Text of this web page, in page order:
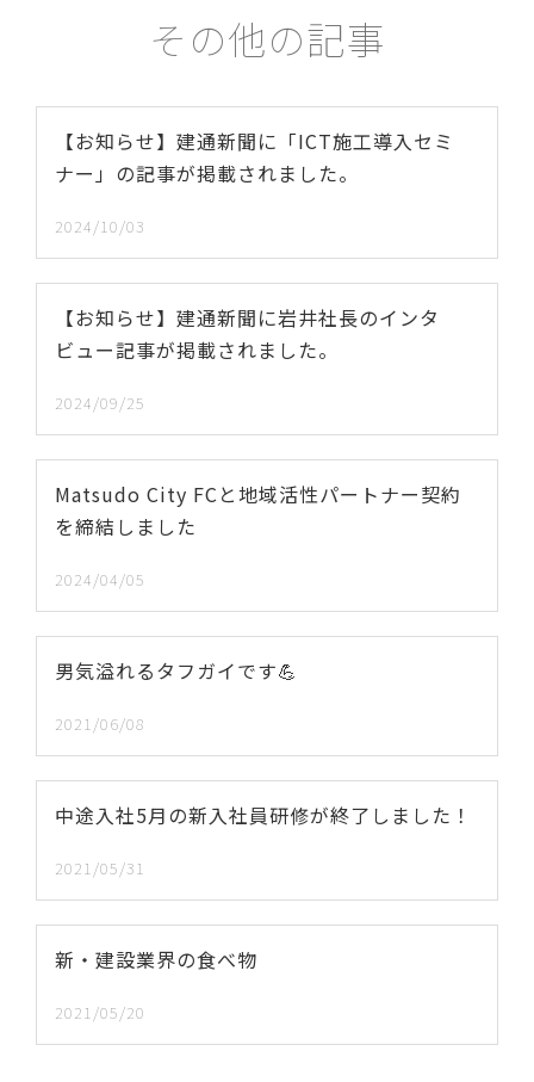
その他の記事
【お知らせ】建通新聞に「ICT施工導入セミ
ナー」の記事が掲載されました。
2024/10/03
【お知らせ】建通新聞に岩井社長のインタ
ビュー記事が掲載されました。
2024/09/25
Matsudo City FCと地域活性パートナー契約
を締結しました
2024/04/05
男気溢れるタフガイです💪
2021/06/08
中途入社5月の新入社員研修が終了しました！
2021/05/31
新・建設業界の食べ物
2021/05/20